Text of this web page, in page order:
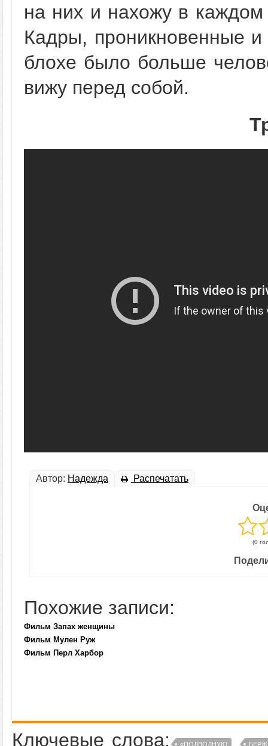
на них и нахожу в
Кадры, проникновенные
блохе было больше
вижу перед собой.
Автор: Надежда Распечатать
(0
Похожие записи:
Фильм Запах женщины
Фильм Мулен Руж
Фильм Перл Харбор
Ключевые слова: «ПОДВОДНУЮ